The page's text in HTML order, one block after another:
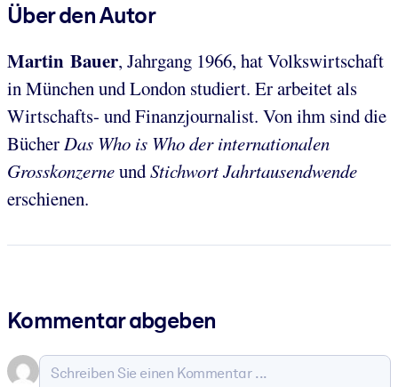
Über den Autor
Martin Bauer, Jahrgang 1966, hat Volkswirtschaft
in München und London studiert. Er arbeitet als
Wirtschafts- und Finanzjournalist. Von ihm sind die
Bücher Das Who is Who der internationalen
GrosskonzerneundStichwort Jahrtausendwende
erschienen.
Kommentar abgeben